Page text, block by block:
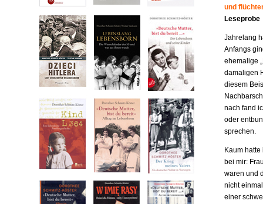
und
Leseprobe
Jahrelang
Anfangs
ehemalige
damaligen
diesem
nach fand
oder
sprechen.
Kaum
bei mir:
waren und
nicht
einer